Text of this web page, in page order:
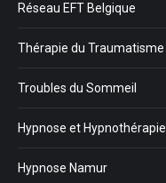
Réseau EFT Belgique
Thérapie du Traumatisme
Troubles du Sommeil
Hypnose et Hypnothérapie
Hypnose Namur